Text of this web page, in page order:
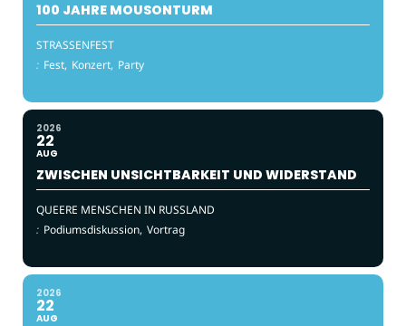
100 JAHRE MOUSONTURM
STRASSENFEST
: Fest, Konzert, Party
2026
22
AUG
ZWISCHEN UNSICHTBARKEIT UND WIDERSTAND
QUEERE MENSCHEN IN RUSSLAND
: Podiumsdiskussion, Vortrag
2026
22
AUG